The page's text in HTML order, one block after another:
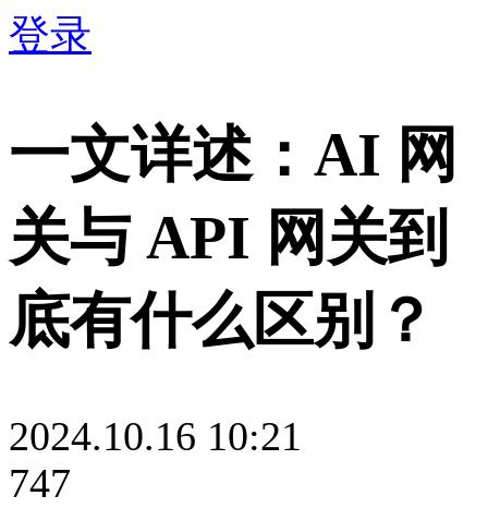
登录
一文详述：AI 网
关与 API 网关到
底有什么区别？
2024.10.16 10:21
747